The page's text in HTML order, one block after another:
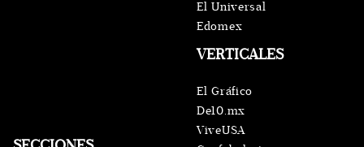
VERTICALES
El Gráfico
De10.mx
ViveUSA
El Universal
Edomex